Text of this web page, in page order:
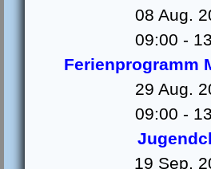
08 Aug.
09:00 -
Ferienprogramm
29 Aug.
09:00 -
19 Sep.